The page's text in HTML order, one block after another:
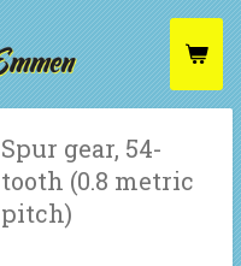
Spur gear, 54-
tooth (0.8 metric
pitch)